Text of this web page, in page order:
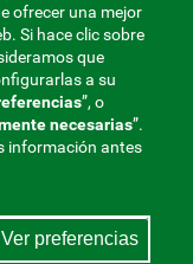
legal|Privacidad
Social, 275.
ofrecer una mejor
Si hace clic sobre
que
a su
”, o
necesarias”.
información antes
Ver preferencias